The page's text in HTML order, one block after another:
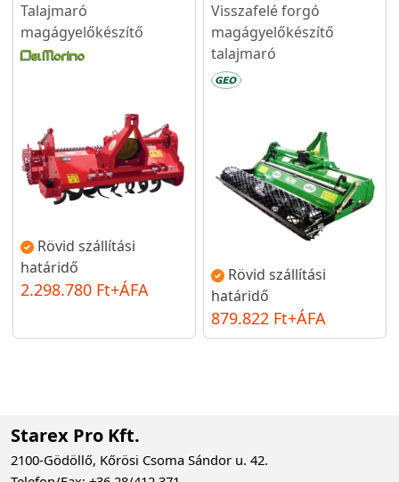
Talajmaró
magágyelőkészítő
Rövid szállítási
határidő
2.298.780 Ft+ÁFA
Visszafelé forgó
magágyelőkészítő
talajmaró
Rövid szállítási
határidő
879.822 Ft+ÁFA
Starex Pro Kft.
2100-Gödöllő, Kőrösi Csoma Sándor u. 42.